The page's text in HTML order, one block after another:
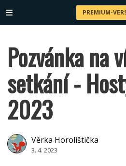
PREMIUM-
Pozvánka na
setkání -
2023
Věrka Horolištička
3. 4. 2023